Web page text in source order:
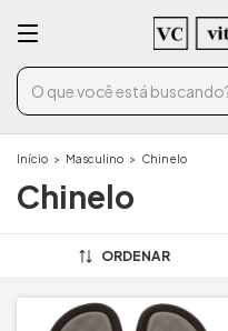
Início > Masculino > Chinelo
Chinelo
ORDENAR